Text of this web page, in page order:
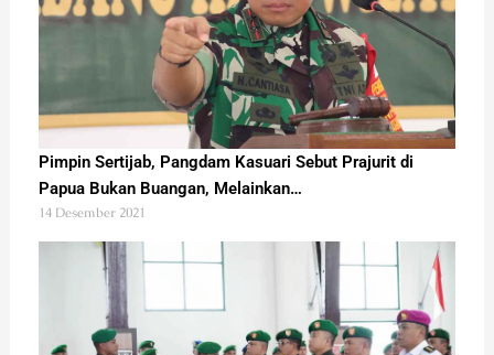
Pimpin Sertijab, Pangdam Kasuari Sebut Prajurit di
Papua Bukan Buangan, Melainkan…
14 Desember 2021